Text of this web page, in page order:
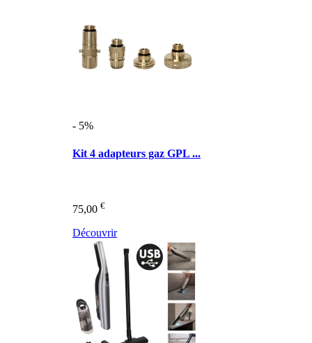
- 5%
Kit 4 adapteurs gaz GPL ...
75,00 €
Découvrir